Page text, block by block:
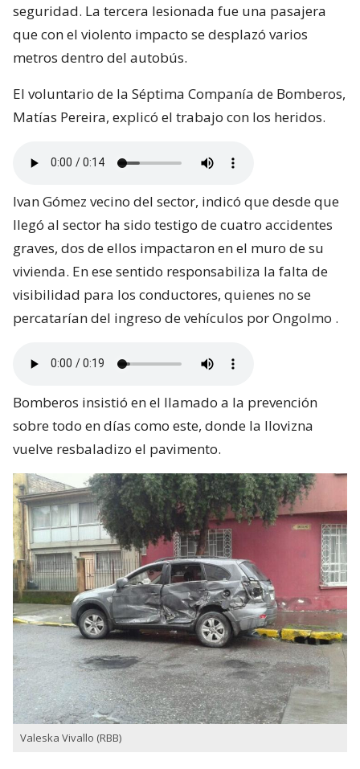
seguridad. La tercera lesionada fue una pasajera
que con el violento impacto se desplazó varios
metros dentro del autobús.
El voluntario de la Séptima Companía de Bomberos,
Matías Pereira, explicó el trabajo con los heridos.
Ivan Gómez vecino del sector, indicó que desde que
llegó al sector ha sido testigo de cuatro accidentes
graves, dos de ellos impactaron en el muro de su
vivienda. En ese sentido responsabiliza la falta de
visibilidad para los conductores, quienes no se
percatarían del ingreso de vehículos por Ongolmo .
Bomberos insistió en el llamado a la prevención
sobre todo en días como este, donde la llovizna
vuelve resbaladizo el pavimento.
Valeska Vivallo (RBB)